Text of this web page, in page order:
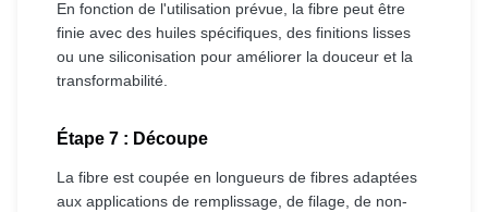
En fonction de l'utilisation prévue, la fibre peut être
finie avec des huiles spécifiques, des finitions lisses
ou une siliconisation pour améliorer la douceur et la
transformabilité.
Étape 7 : Découpe
La fibre est coupée en longueurs de fibres adaptées
aux applications de remplissage, de filage, de non-